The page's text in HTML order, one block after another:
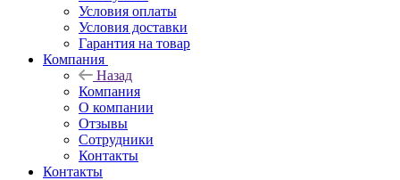
Условия оплаты
Условия доставки
Гарантия на товар
Компания
Назад
Компания
О компании
Отзывы
Сотрудники
Контакты
Контакты